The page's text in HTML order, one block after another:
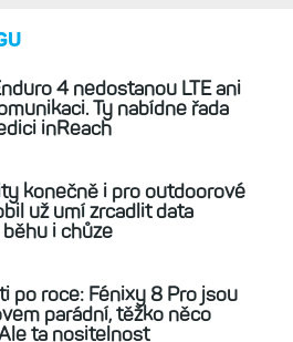
Forerunner 255 vs.